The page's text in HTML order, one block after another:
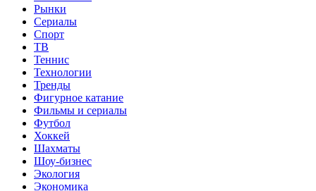
Рынки
Сериалы
Спорт
ТВ
Теннис
Технологии
Тренды
Фигурное катание
Фильмы и сериалы
Футбол
Хоккей
Шахматы
Шоу-бизнес
Экология
Экономика